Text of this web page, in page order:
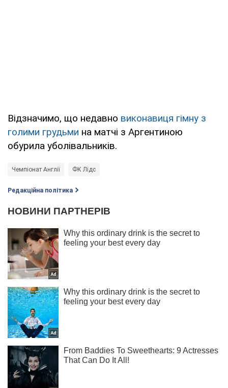
Відзначимо, що недавно виконавиця гімну з
голими грудьми на матчі з Аргентиною
обурила уболівальників.
Чемпіонат Англії ФК Лідс
Редакційна політика